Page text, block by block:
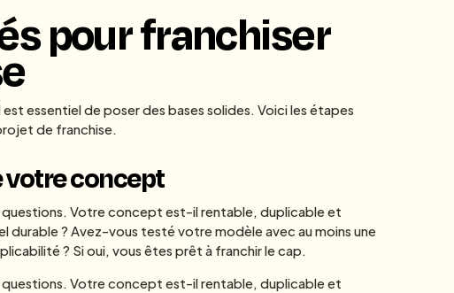
pour franchiser
essentiel de poser des bases solides. Voici les étapes
de franchise.
votre concept
questions. Votre concept est-il rentable, duplicable et
durable ? Avez-vous testé votre modèle avec au moins une
? Si oui, vous êtes prêt à franchir le cap.
questions. Votre concept est-il rentable, duplicable et